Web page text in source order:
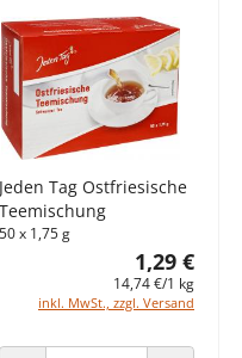
Jeden Tag Ostfriesische
Teemischung
50 x 1,75 g
1,29 €
14,74 €/1 kg
inkl. MwSt., zzgl. Versand